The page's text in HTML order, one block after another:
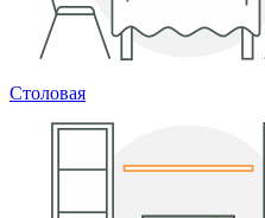
Столовая